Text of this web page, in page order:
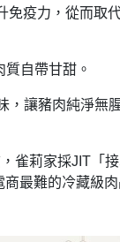
免疫力，從而取
自帶甘甜。
，讓豬肉純淨無
雀莉家採JIT「接
最難的冷藏級